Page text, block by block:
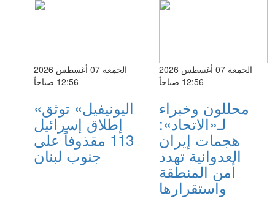
الجمعة 07 أغسطس 2026
12:56 صباحاً
«اليونيفيل» توثق
إطلاق إسرائيل
113 مقذوفاً على
جنوب لبنان
الجمعة 07 أغسطس 2026
12:56 صباحاً
محللون وخبراء
لـ«الاتحاد»:
هجمات إيران
العدوانية تهدد
أمن المنطقة
واستقرارها